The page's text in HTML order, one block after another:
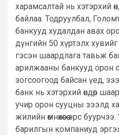
харамсалтай нь хэтэрхий
байлаа. Тодруулбал,
банкууд худалдан авах
дүнгийн 50 хүртэлх хувийг
гэсэн шаардлага тавьж
арилжааны банкууд орон
зогсоогоод байсан үед,
банк нь хэтэрхий өндөр
учир орон сууцны зээлд
жилийн өмнөхөөсөө эрс
барилгын компаниуд